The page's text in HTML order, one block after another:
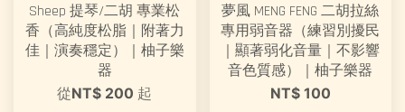
Sheep 提琴/二胡 專業松
香（高純度松脂｜附著力
佳｜演奏穩定）｜柚子樂
器
從NT$ 200 起
夢風 MENG FENG 二胡拉絲
專用弱音器（練習別擾民
｜顯著弱化音量｜不影響
音色質感）｜柚子樂器
NT$ 100